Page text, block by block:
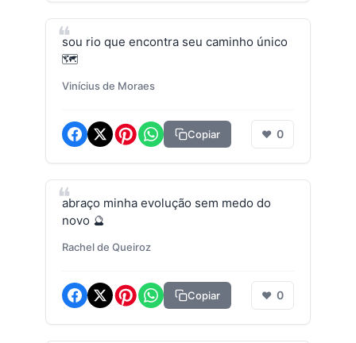
sou rio que encontra seu caminho único
🗺️
Vinícius de Moraes
Copiar ❤ 0
abraço minha evolução sem medo do
novo 🔮
Rachel de Queiroz
Copiar ❤ 0